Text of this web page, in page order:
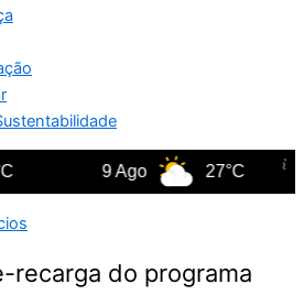
9 Ago 27°C
recarga do programa